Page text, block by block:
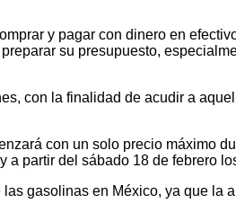
y pagar con dinero en
su presupuesto,
con la finalidad de acudir a
con un solo precio máximo
partir del sábado 18 de febrero
gasolinas en México, ya que la